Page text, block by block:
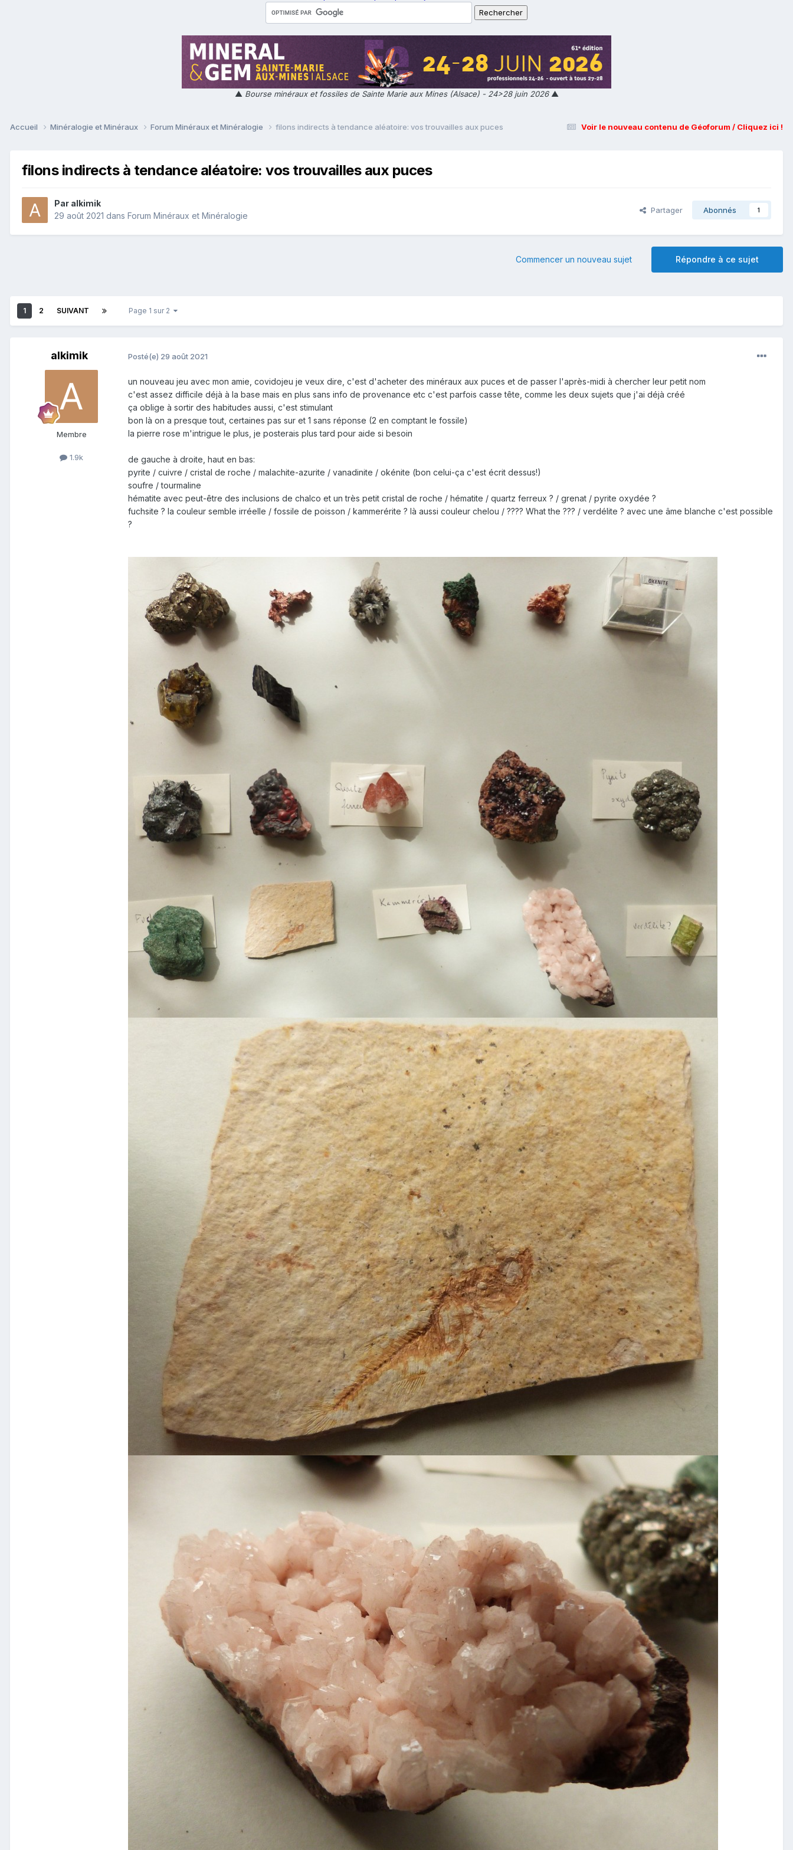
▲ Bourse minéraux et fossiles de Sainte Marie aux Mines (Alsace) - 24>28 juin 2026▲
Voir le nouveau contenu de Géoforum / Cliquez ici !
Accueil Minéralogie et Minéraux Forum Minéraux et Minéralogie filons indirects à tendance aléatoire: vos trouvailles aux puces
filons indirects à tendance aléatoire: vos trouvailles aux puces
Par alkimik
29 août 2021 dans Forum Minéraux et Minéralogie
Partager Abonnés 1
Répondre à ce sujet
Commencer un nouveau sujet
1 2 SUIVANT Page 1 sur 2
alkimik
Membre
1.9k
Posté(e) 29 août 2021
un nouveau jeu avec mon amie, covidojeu je veux dire, c'est d'acheter des minéraux aux puces et de passer l'après-midi à chercher leur petit nom
c'est assez difficile déjà à la base mais en plus sans info de provenance etc c'est parfois casse tête, comme les deux sujets que j'ai déjà créé
ça oblige à sortir des habitudes aussi, c'est stimulant
bon là on a presque tout, certaines pas sur et 1 sans réponse (2 en comptant le fossile)
la pierre rose m'intrigue le plus, je posterais plus tard pour aide si besoin
de gauche à droite, haut en bas:
pyrite / cuivre / cristal de roche / malachite-azurite / vanadinite / okénite (bon celui-ça c'est écrit dessus!)
soufre / tourmaline
hématite avec peut-être des inclusions de chalco et un très petit cristal de roche / hématite / quartz ferreux ? / grenat / pyrite oxydée ?
fuchsite ? la couleur semble irréelle / fossile de poisson / kammerérite ? là aussi couleur chelou / ???? What the ??? / verdélite ? avec une âme blanche c'est possible
?